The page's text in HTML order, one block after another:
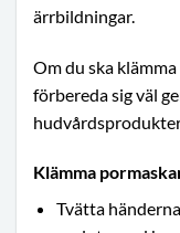
ärrbildningar.
Om du ska
förbereda sig väl
Klämma
Tvätta